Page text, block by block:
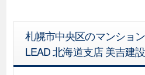
札幌市中央区のマンショ
LEAD 北海道支店 美吉建